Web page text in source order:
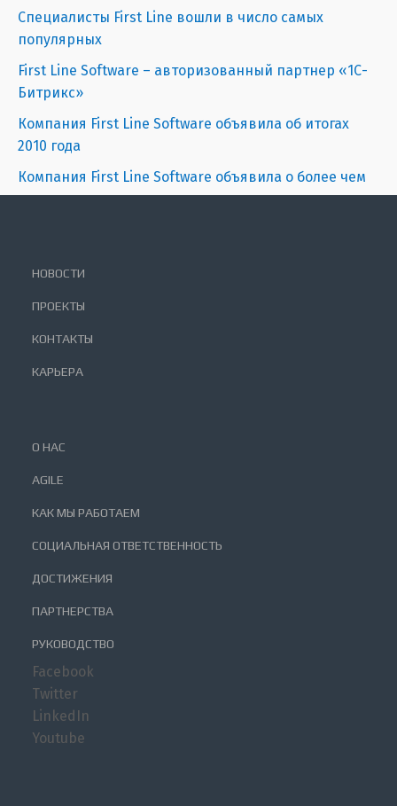
Специалисты First Line вошли в число самых
популярных
First Line Software – авторизованный партнер «1С-
Битрикс»
Компания First Line Software объявила об итогах
2010 года
Компания First Line Software объявила о более чем
НОВОСТИ
ПРОЕКТЫ
КОНТАКТЫ
КАРЬЕРА
О НАС
AGILE
КАК МЫ РАБОТАЕМ
СОЦИАЛЬНАЯ ОТВЕТСТВЕННОСТЬ
ДОСТИЖЕНИЯ
ПАРТНЕРСТВА
РУКОВОДСТВО
Facebook
Twitter
LinkedIn
Youtube